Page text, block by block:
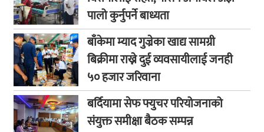
पालो कुर्नुपर्ने बाध्यता
बाँकेमा म्याद गुज्रेका खाद्य सामग्री
बिक्रीमा राख्ने दुई व्यवसायीलाई जनही
५० हजार जरिवाना
बर्दियामा सेफ फ्युचर परियोजनाको
संयुक्त समीक्षा बैठक सम्पन्न